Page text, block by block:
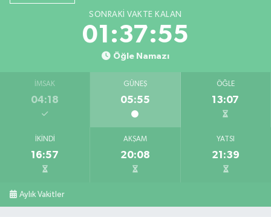
SONRAKI VAKTE KALAN
01:37:54
Öğle Namazı
İMSAK
04:18
GÜNEŞ
05:55
ÖĞLE
13:07
İKINDI
16:57
AKŞAM
20:08
YATSI
21:39
Aylık Vakitler